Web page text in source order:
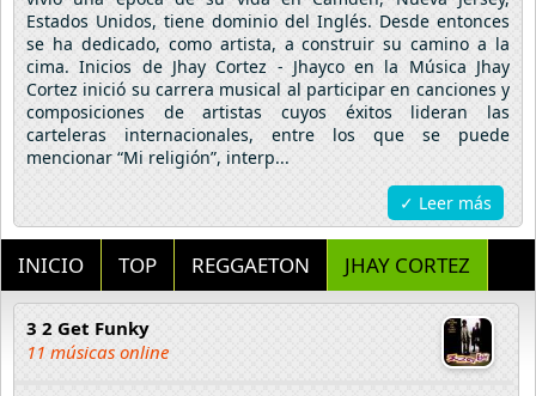
Estados Unidos, tiene dominio del Inglés. Desde entonces
se ha dedicado, como artista, a construir su camino a la
cima. Inicios de Jhay Cortez - Jhayco en la Música Jhay
Cortez inició su carrera musical al participar en canciones y
composiciones de artistas cuyos éxitos lideran las
carteleras internacionales, entre los que se puede
mencionar “Mi religión”, interp...
✓ Leer más
INICIO TOP REGGAETON JHAY CORTEZ
3 2 Get Funky
11 músicas online